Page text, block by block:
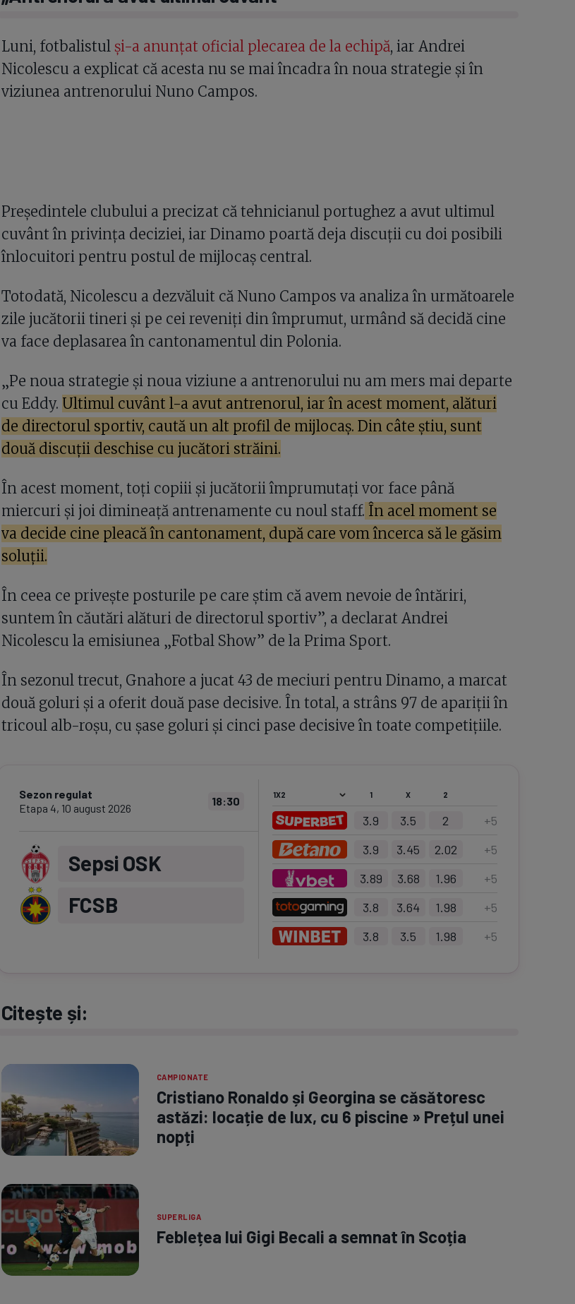
Luni, fotbalistul și-a anunțat oficial plecarea de la echipă, iar Andrei
Nicolescu a explicat că acesta nu se mai încadra în noua strategie și în
viziunea antrenorului Nuno Campos.
Președintele clubului a precizat că tehnicianul portughez a avut ultimul
cuvânt în privința deciziei, iar Dinamo poartă deja discuții cu doi posibili
înlocuitori pentru postul de mijlocaș central.
Totodată, Nicolescu a dezvăluit că Nuno Campos va analiza în următoarele
zile jucătorii tineri și pe cei reveniți din împrumut, urmând să decidă cine
va face deplasarea în cantonamentul din Polonia.
„Pe noua strategie și noua viziune a antrenorului nu am mers mai departe
cu Eddy. Ultimul cuvânt l-a avut antrenorul, iar în acest moment, alături
de directorul sportiv, caută un alt profil de mijlocaș. Din câte știu, sunt
două discuții deschise cu jucători străini.
În acest moment, toți copiii și jucătorii împrumutați vor face până
miercuri și joi dimineață antrenamente cu noul staff. În acel moment se
va decide cine pleacă în cantonament, după care vom încerca să le găsim
soluții.
În ceea ce privește posturile pe care știm că avem nevoie de întăriri,
suntem în căutări alături de directorul sportiv”, a declarat Andrei
Nicolescu la emisiunea „Fotbal Show” de la Prima Sport.
În sezonul trecut, Gnahore a jucat 43 de meciuri pentru Dinamo, a marcat
două goluri și a oferit două pase decisive. În total, a strâns 97 de apariții în
tricoul alb-roșu, cu șase goluri și cinci pase decisive în toate competițiile.
Sezon regulat
Etapa 4, 10 august 2026
18:30
Sepsi OSK
FCSB
1 X 2
3.9 3.5 2 +5
3.9
3.45 2.02 +5
3.89
3.68 1.96 +5
3.8
3.64 1.98 +5
3.8
3.5 1.98 +5
Citește și:
CAMPIONATE
Cristiano Ronaldo și Georgina se căsătoresc
astăzi: locație de lux, cu 6 piscine » Prețul unei
nopți
SUPERLIGA
Feblețea lui Gigi Becali a semnat în Scoția